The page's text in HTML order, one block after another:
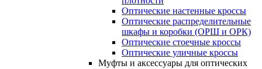
Оптические настенные кроссы
Оптические распределительные
шкафы и коробки (ОРШ и ОРК)
Оптические стоечные кроссы
Оптические уличные кроссы
Муфты и аксессуары для оптических